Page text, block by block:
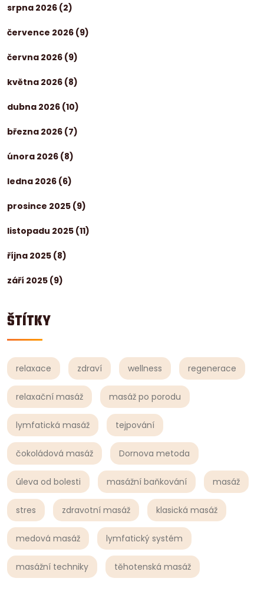
srpna 2026 (2)
července 2026 (9)
června 2026 (9)
května 2026 (8)
dubna 2026 (10)
března 2026 (7)
února 2026 (8)
ledna 2026 (6)
prosince 2025 (9)
listopadu 2025 (11)
října 2025 (8)
září 2025 (9)
ŠTÍTKY
relaxace zdraví wellness regenerace
relaxační masáž masáž po porodu
lymfatická masáž tejpování
čokoládová masáž Dornova metoda
úleva od bolesti masážní baňkování masáž
stres zdravotní masáž klasická masáž
medová masáž lymfatický systém
masážní techniky těhotenská masáž